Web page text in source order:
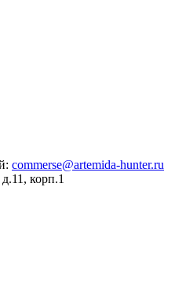
commerse@artemida-hunter.ru
корп.1